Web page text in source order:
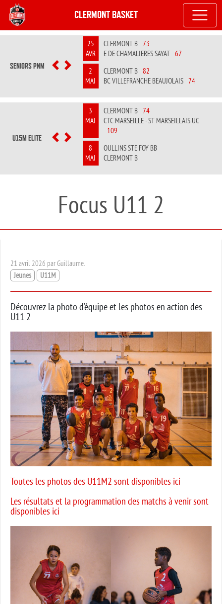
CLERMONT BASKET
SENIORS PNM PREVIOUS
NEXT
25
AVR
CLERMONT B 73
E DE CHAMALIERES SAYAT 67
2
MAI
CLERMONT B 82
BC VILLEFRANCHE BEAUJOLAIS 74
U15M ELITE PREVIOUS
NEXT
3
MAI
CLERMONT B 74
CTC MARSEILLE - ST MARSEILLAIS UC
109
8
MAI
OULLINS STE FOY BB
CLERMONT B
Focus U11 2
21 avril 2026 par Guillaume.
Jeunes
U11M
Découvrez la photo d’équipe et les photos en action des
U11 2
Toutes les photos des U11M2 sont disponibles ici
Les résultats et la programmation des matchs à venir sont
disponibles ici